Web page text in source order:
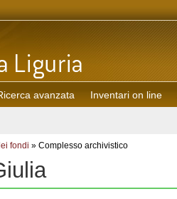
avanzata Inventari on line
fondi » Complesso archivistico